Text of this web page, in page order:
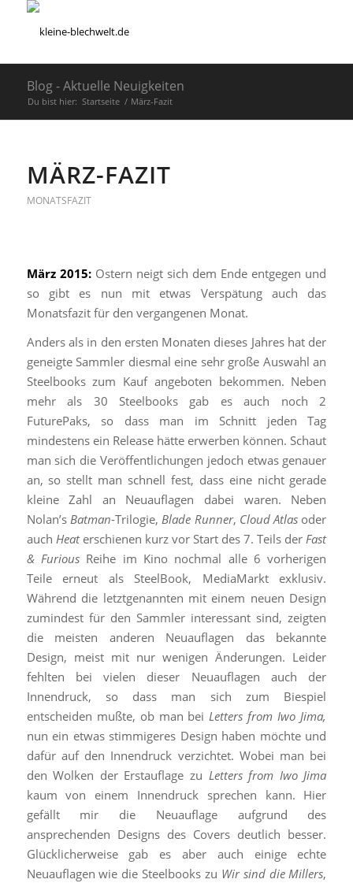
Blog - Aktuelle Neuigkeiten
Du bist hier: Startseite / März-Fazit
MÄRZ-FAZIT
MONATSFAZIT
März 2015: Ostern neigt sich dem Ende entgegen und
so gibt es nun mit etwas Verspätung auch das
Monatsfazit für den vergangenen Monat.
Anders als in den ersten Monaten dieses Jahres hat der
geneigte Sammler diesmal eine sehr große Auswahl an
Steelbooks zum Kauf angeboten bekommen. Neben
mehr als 30 Steelbooks gab es auch noch 2
FuturePaks, so dass man im Schnitt jeden Tag
mindestens ein Release hätte erwerben können. Schaut
man sich die Veröffentlichungen jedoch etwas genauer
an, so stellt man schnell fest, dass eine nicht gerade
kleine Zahl an Neuauflagen dabei waren. Neben
Nolan’s Batman-Trilogie,Blade Runner, Cloud Atlas oder
auch Heaterschienen kurz vor Start des 7. Teils derFast
& FuriousReihe im Kino nochmal alle 6 vorherigen
Teile erneut als SteelBook, MediaMarkt exklusiv.
Während die letztgenannten mit einem neuen Design
zumindest für den Sammler interessant sind, zeigten
die meisten anderen Neuauflagen das bekannte
Design, meist mit nur wenigen Änderungen. Leider
fehlten bei vielen dieser Neuauflagen auch der
Innendruck, so dass man sich zum Biespiel
entscheiden mußte, ob man beiLetters from Iwo Jima,
nun ein etwas stimmigeres Design haben möchte und
dafür auf den Innendruck verzichtet. Wobei man bei
den Wolken der Erstauflage zu Letters from Iwo Jima
kaum von einem Innendruck sprechen kann. Hier
gefällt mir die Neuauflage aufgrund des
ansprechenden Designs des Covers deutlich besser.
Glücklicherweise gab es aber auch einige echte
Neuauflagen wie die Steelbooks zu Wir sind die Millers,